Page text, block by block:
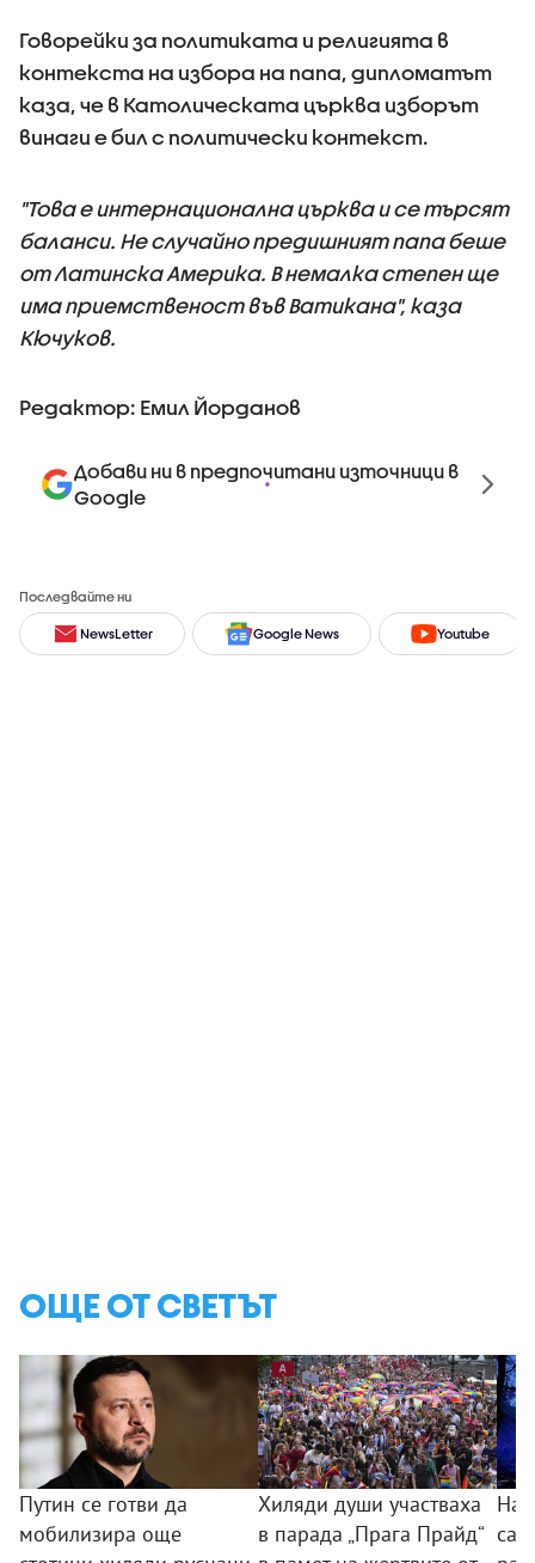
Говорейки за политиката и религията в
контекста на избора на папа, дипломатът
каза, че в Католическата църква изборът
винаги е бил с политически контекст.
"Това е интернационална църква и се търсят
баланси. Не случайно предишният папа беше
от Латинска Америка. В немалка степен ще
има приемственост във Ватикана", каза
Кючуков.
Редактор: Емил Йорданов
Добави ни в предпочитани източници в
Google
Последвайте ни
NewsLetter Google News Youtube
ОЩЕ ОТ СВЕТЪТ
Путин се готви да
мобилизира още
Хиляди души участваха
в парада „Прага Прайд“ са